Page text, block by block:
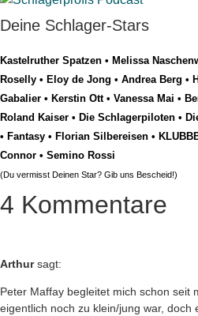
Deine Schlager-Stars
Kastelruther Spatzen • Melissa
Roselly • Eloy de Jong • Andrea Berg •
Gabalier • Kerstin Ott• Vanessa Mai •
Roland Kaiser • Die Schlagerpiloten •
• Fantasy • Florian Silbereisen •
Connor • Semino Rossi
(Du vermisst Deinen Star? Gib uns Bescheid!)
4 Kommentare
Arthur sagt:
Peter Maffay begleitet mich schon seit
eigentlich noch zu klein/jung war,